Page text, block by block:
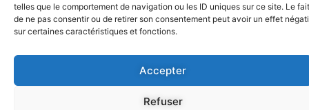
telles que le comportement de navigation ou les ID uniques sur ce site. Le fait
de ne pas consentir ou de retirer son consentement peut avoir un effet
sur certaines caractéristiques et fonctions.
Accepter
Refuser
© 2026 FLO & CO. All Rights Reserved